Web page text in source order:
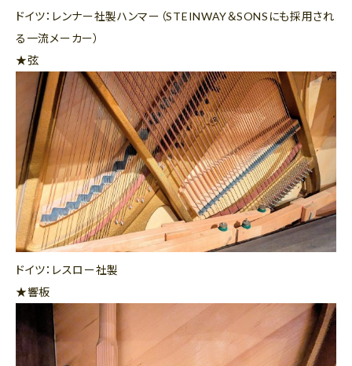
ドイツ：レンナー社製ハンマー（STEINWAY＆SONSにも採用され
る一流メーカー）
★弦
ドイツ：レスロー社製
★響板